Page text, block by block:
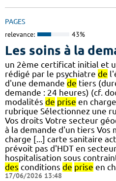
PAGES
relevance: 43%
Les soins à la
un 2ème certificat initial et
rédigé par le psychiatre de
d'une demande de tiers
demande : 24 heures) (cf.
modalités de prise en
rubrique Sélectionnez une
Vos droits Votre secteur
à la demande d'un tiers Vos
charge [...] carte sanitaire
prévoit pas d'HDT en
hospitalisation sous
des conditions de prise en
17/06/2026 13:48